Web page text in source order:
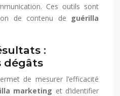
Ces outils sont
de contenu de
guérilla
:
dégâts
de mesurer l’efficacité
marketing et d’identifier